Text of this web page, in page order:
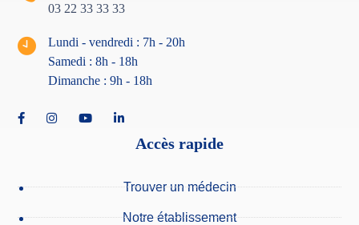
03 22 33 33 33
Lundi - vendredi : 7h - 20h
Samedi : 8h - 18h
Dimanche : 9h - 18h
Accès rapide
Trouver un médecin
Notre établissement